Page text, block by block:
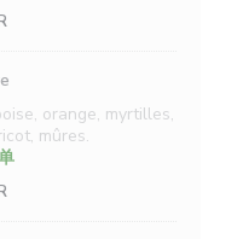
orange, myrtilles,
mûres.